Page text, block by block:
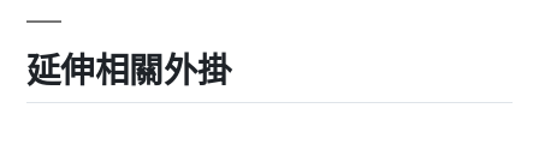
延伸相關外掛